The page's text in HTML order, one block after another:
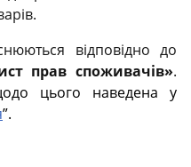
відповідно до
прав споживачів».
цього наведена у
”.